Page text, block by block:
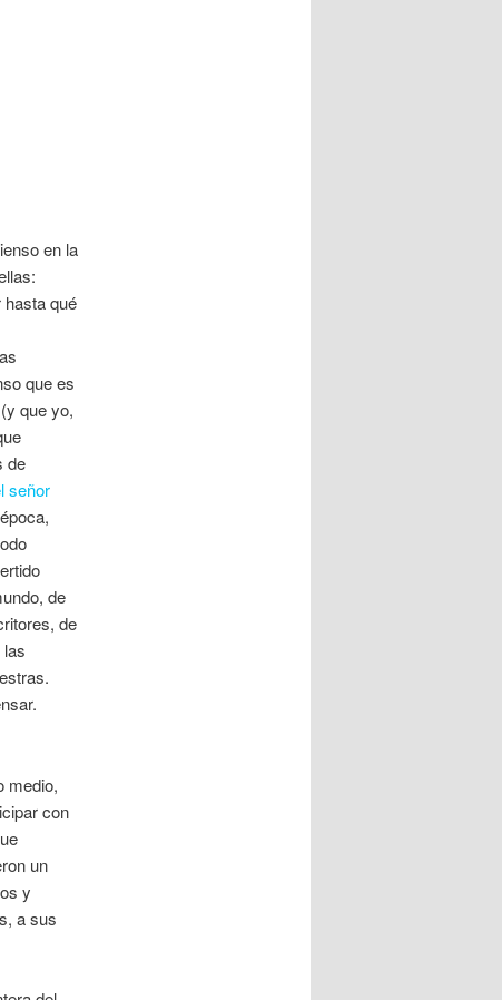
en la
qué
que es
que yo,
de
señor
de
de
medio,
con
un
y
a sus